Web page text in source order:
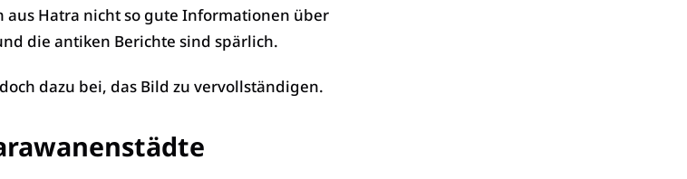
Hatra nicht so gute Informationen über
die antiken Berichte sind spärlich.
dazu bei, das Bild zu vervollständigen.